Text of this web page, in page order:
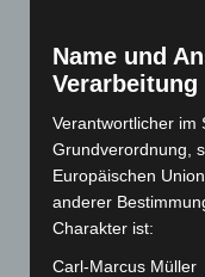
Brand im „Haus der
eingedämmt
6. August 2026
Region Hannover:
Roten Kreuz
5. August 2026
Name und
Verantwortlicher im
Grundverordnung,
Europäischen
anderer
Charakter ist:
Carl-Marcus Müller